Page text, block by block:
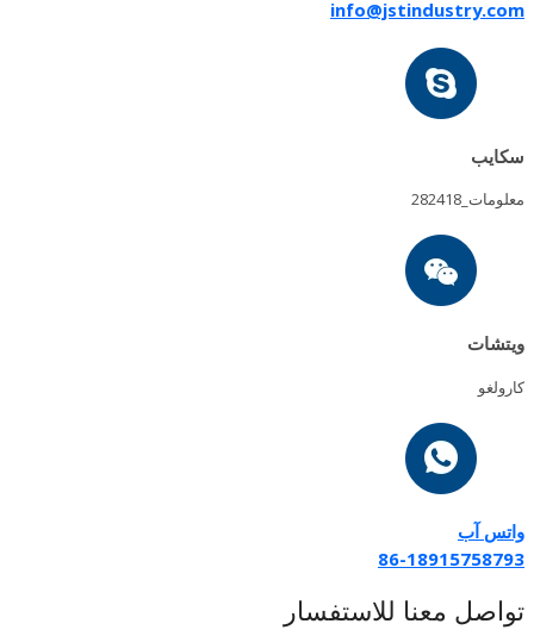
info@jstindustry.com
سكايب
معلومات_282418
ويتشات
كارولغو
واتس آب
86-18915758793
تواصل معنا للاستفسار